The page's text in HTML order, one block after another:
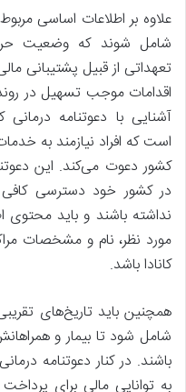
علاوه بر اطلاعات اساسی
شامل شوند که وضعیت
تعهداتی از قبیل پشتیبانی
اقدامات موجب تسهیل در
آشنایی با دعوتنامه درمانی
است که افراد نیازمند به
کشور دعوت می‌کند. این
در کشور خود دسترسی
نداشته باشند و باید محتوی
مورد نظر، نام و مشخصات
کانادا باشد.
همچنین باید تاریخ‌های
شامل شود تا بیمار و
باشند. در کنار دعوتنامه
به توانایی مالی برای